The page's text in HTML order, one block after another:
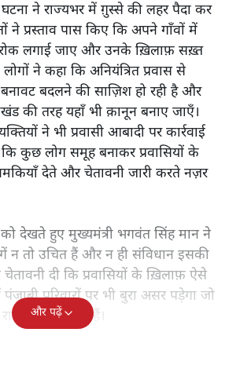
ने राज्यभर में ग़ुस्से की लहर पैदा कर
ने प्रस्ताव पास किए कि अपने गाँवों में
रोक लगाई जाए और उनके ख़िलाफ़ सख़्त
ने कहा कि अनियंत्रित प्रवास से
बदलने की साज़िश हो रही है और
की तरह यहाँ भी क़ानून बनाए जाएँ।
ने भी प्रवासी आबादी पर कार्रवाई
कुछ लोग समूह बनाकर प्रवासियों के
देते और चेतावनी जारी करते नज़र
देखते हुए मुख्यमंत्री भगवंत सिंह मान ने
न तो उचित हैं और न ही संविधान इसकी
चेतावनी दी कि प्रवासियों के ख़िलाफ़ ऐसे
परिवारों पर भी बुरा असर पड़ेगा जो
में बस चुके हैं।
और पढ़ें